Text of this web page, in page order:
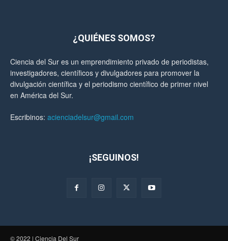
¿QUIÉNES SOMOS?
Ciencia del Sur es un emprendimiento privado de periodistas,
investigadores, científicos y divulgadores para promover la
divulgación científica y el periodismo científico de primer nivel
en América del Sur.
Escribinos: acienciadelsur@gmail.com
¡SEGUINOS!
© 2022 | Ciencia Del Sur